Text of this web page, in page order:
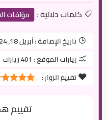
كلمات دلالية :
مؤلفات
تاريخ الإضافة :أبريل 18, 2024
زيارات الموقع : 401 زيارات
تقييم الزوار :
تقييم